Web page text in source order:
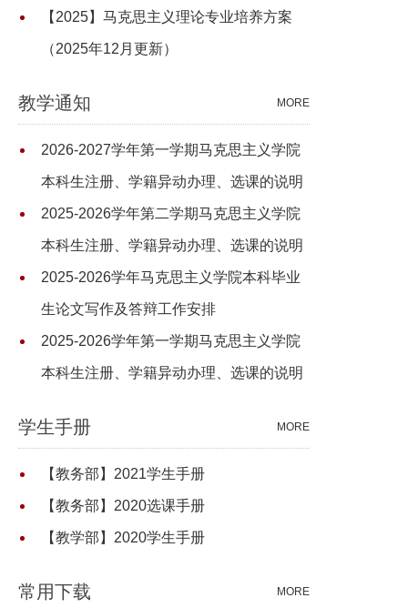
【2025】马克思主义理论专业培养方案
（2025年12月更新）
MORE
教学通知
2026-2027学年第一学期马克思主义学院
本科生注册、学籍异动办理、选课的说明
2025-2026学年第二学期马克思主义学院
本科生注册、学籍异动办理、选课的说明
2025-2026学年马克思主义学院本科毕业
生论文写作及答辩工作安排
2025-2026学年第一学期马克思主义学院
本科生注册、学籍异动办理、选课的说明
MORE
学生手册
【教务部】2021学生手册
【教务部】2020选课手册
【教学部】2020学生手册
MORE
常用下载